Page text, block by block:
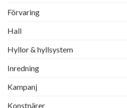
Förvaring
Hall
Hyllor & hyllsystem
Inredning
Kampanj
Konstnärer